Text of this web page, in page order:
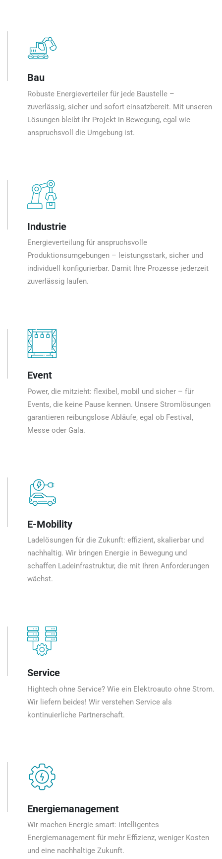
Bau
Robuste Energieverteiler für jede Baustelle –
zuverlässig, sicher und sofort einsatzbereit. Mit unseren
Lösungen bleibt Ihr Projekt in Bewegung, egal wie
anspruchsvoll die Umgebung ist.
Industrie
Energieverteilung für anspruchsvolle
Produktionsumgebungen – leistungsstark, sicher und
individuell konfigurierbar. Damit Ihre Prozesse jederzeit
zuverlässig laufen.
Event
Power, die mitzieht: flexibel, mobil und sicher – für
Events, die keine Pause kennen. Unsere Stromlösungen
garantieren reibungslose Abläufe, egal ob Festival,
Messe oder Gala.
E-Mobility
Ladelösungen für die Zukunft: effizient, skalierbar und
nachhaltig. Wir bringen Energie in Bewegung und
schaffen Ladeinfrastruktur, die mit Ihren Anforderungen
wächst.
Service
Hightech ohne Service? Wie ein Elektroauto ohne Strom.
Wir liefern beides! Wir verstehen Service als
kontinuierliche Partnerschaft.
Energiemanagement
Wir machen Energie smart: intelligentes
Energiemanagement für mehr Effizienz, weniger Kosten
und eine nachhaltige Zukunft.